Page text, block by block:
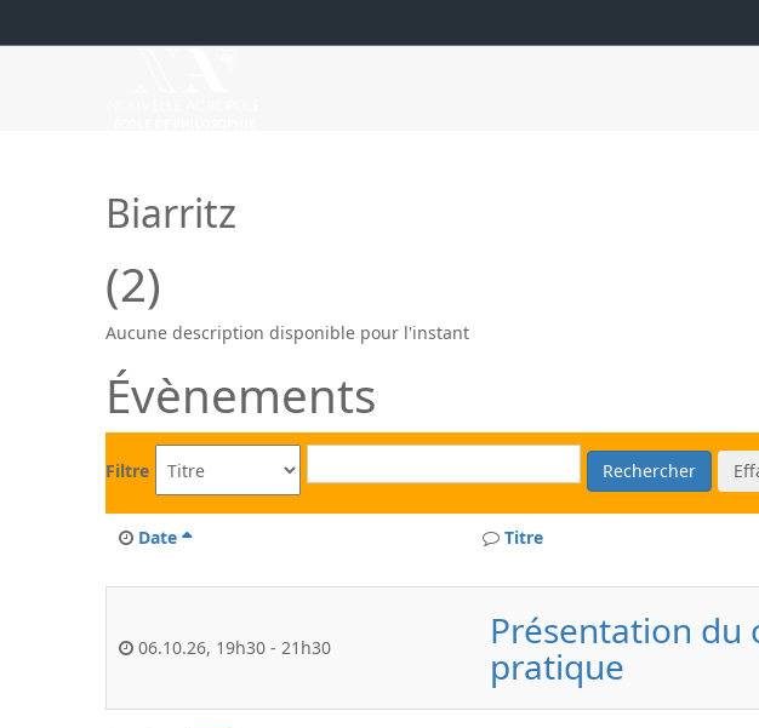
Biarritz
(2)
Aucune description disponible pour l'instant
Évènements
Filtre Rechercher
Date Titre
06.10.26, 19h30 - 21h30 Présentation du
pratique